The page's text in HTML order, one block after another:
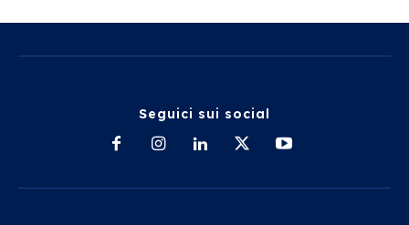
Seguici sui social